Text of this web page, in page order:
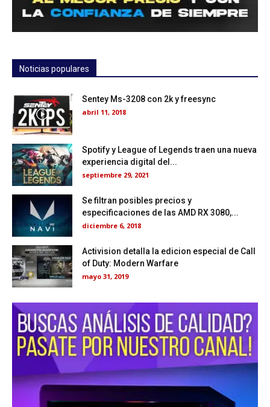
Noticias populares
Sentey Ms-3208 con 2k y freesync
abril 11, 2018
Spotify y League of Legends traen una nueva
experiencia digital del...
septiembre 29, 2021
Se filtran posibles precios y
especificaciones de las AMD RX 3080,...
diciembre 6, 2018
Activision detalla la edicion especial de Call
of Duty: Modern Warfare
mayo 31, 2019